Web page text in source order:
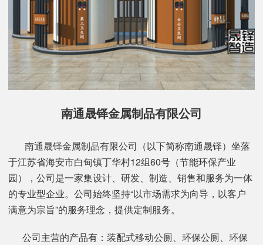
南通晟铎金属制品有限公司
南通晟铎金属制品有限公司（以下简称南通晟铎）坐落
于江苏省海安市白甸镇丁华村12组60号（节能环保产业
园），公司是一家集设计、研发、制造、销售和服务为一体
的专业型企业。公司始终坚持“以市场需求为向导，以客户
满意为宗旨”的服务理念，提供定制服务。
公司主营的产品有：装配式移动公厕、环保公厕、环保